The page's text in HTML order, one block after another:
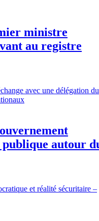
ministre
au registre
autour